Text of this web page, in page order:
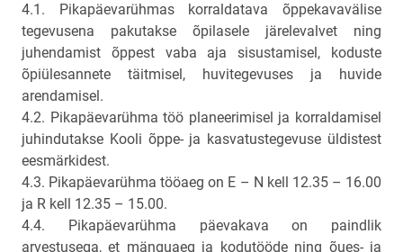
4.1. Pikapäevarühmas korraldatava õppekavavälise
tegevusena pakutakse õpilasele järelevalvet ning
juhendamist õppest vaba aja sisustamisel, koduste
õpiülesannete täitmisel, huvitegevuses ja huvide
arendamisel.
4.2. Pikapäevarühma töö planeerimisel ja korraldamisel
juhindutakse Kooli õppe- ja kasvatustegevuse üldistest
eesmärkidest.
4.3. Pikapäevarühma tööaeg on E – N kell 12.35 – 16.00
ja R kell 12.35 – 15.00.
4.4. Pikapäevarühma päevakava on paindlik
arvestusega, et mänguaeg ja kodutööde ning õues- ja